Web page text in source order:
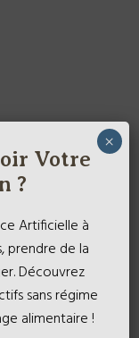
Votre
?
Artificielle à
prendre de la
Découvrez
sans régime
alimentaire !
×